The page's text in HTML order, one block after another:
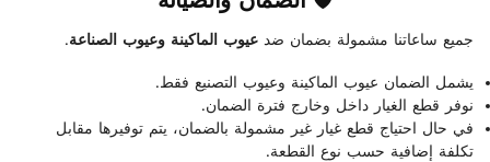
جميع ساعاتنا مشمولة بضمان ضد عيوب الماكينة وعيوب الصناعة.
يشمل الضمان عيوب الماكينة وعيوب التصنيع فقط.
نوفر قطع الغيار داخل وخارج فترة الضمان.
في حال احتياج قطع غيار غير مشمولة بالضمان، يتم توفيرها مقابل
تكلفة إضافية حسب نوع القطعة.